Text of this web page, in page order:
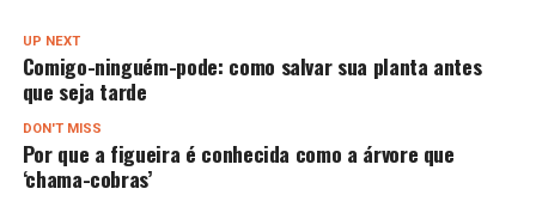
UP NEXT
Comigo-ninguém-pode: como salvar sua planta antes
que seja tarde
DON'T MISS
Por que a figueira é conhecida como a árvore que
‘chama-cobras’